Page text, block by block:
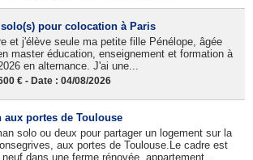
pour colocation à Paris
et j'élève seule ma petite fille Pénélope, âgée
master éducation, enseignement et formation à
en alternance. J'ai une...
€ - Date : 04/08/2026
portes de Toulouse
solo ou deux pour partager un logement sur la
aux portes de Toulouse.Le cadre est
dans une ferme rénovée, appartement...